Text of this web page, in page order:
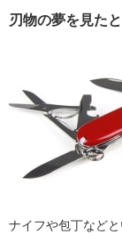
刃物の夢を見た
ナイフや包丁など